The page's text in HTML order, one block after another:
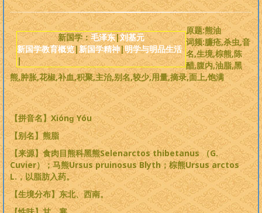
婴童教育
人性教育
居住教育
健身医学
基元学网
新国学：毛泽东|刘基元
新国学教育概览|新国学精神|明学与明品生活
|
原题:熊油
词频:臁疮,杀虫,音
名,生境,棕熊,陈
醋,腹内,油脂,黑
熊,肿胀,花椒,补血,积聚,主治,别名,较少,用量,摘录,面上,饱满
【拼音名】Xiónɡ Yóu
【别名】熊脂
【来源】食肉目熊科黑熊Selenarctos thibetanus （G.
Cuvier）；马熊Ursus pruinosus Blyth；棕熊Ursus arctos
L.，以脂肪入药。
【生境分布】东北、西南。